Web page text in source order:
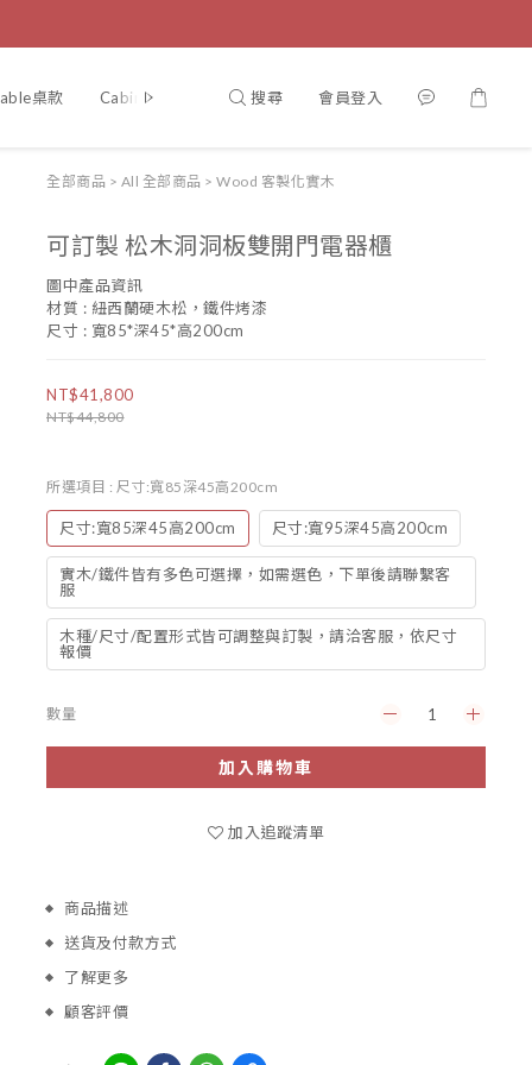
桌款 Cabinet櫃 Chair椅 Bed 床 案例分享 認識
搜尋 會員登入
全部商品 > All 全部商品 > Wood 客製化實木
可訂製 松木洞洞板雙開門電器櫃
圖中產品資訊
材質 : 紐西蘭硬木松，鐵件烤漆
尺寸 : 寬85*深45*高200cm
NT$41,800
NT$44,800
所選項目 : 尺寸:寬85深45高200cm
尺寸:寬85深45高200cm 尺寸:寬95深45高200cm
實木/鐵件皆有多色可選擇，如需選色，下單後請聯繫客
服
木種/尺寸/配置形式皆可調整與訂製，請洽客服，依尺寸
報價
數量
加入購物車
加入追蹤清單
商品描述
送貨及付款方式
了解更多
顧客評價